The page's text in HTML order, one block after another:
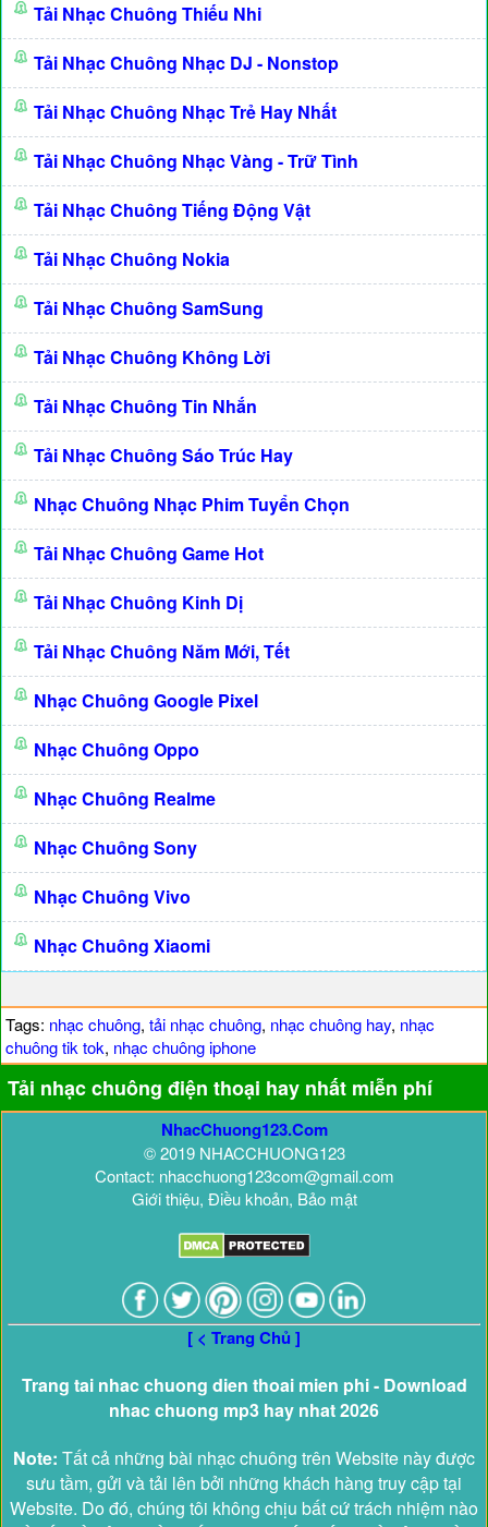
Tải Nhạc Chuông Thiếu Nhi
Tải Nhạc Chuông Nhạc DJ - Nonstop
Tải Nhạc Chuông Nhạc Trẻ Hay Nhất
Tải Nhạc Chuông Nhạc Vàng - Trữ Tình
Tải Nhạc Chuông Tiếng Động Vật
Tải Nhạc Chuông Nokia
Tải Nhạc Chuông SamSung
Tải Nhạc Chuông Không Lời
Tải Nhạc Chuông Tin Nhắn
Tải Nhạc Chuông Sáo Trúc Hay
Nhạc Chuông Nhạc Phim Tuyển Chọn
Tải Nhạc Chuông Game Hot
Tải Nhạc Chuông Kinh Dị
Tải Nhạc Chuông Năm Mới, Tết
Nhạc Chuông Google Pixel
Nhạc Chuông Oppo
Nhạc Chuông Realme
Nhạc Chuông Sony
Nhạc Chuông Vivo
Nhạc Chuông Xiaomi
Tags: nhạc chuông, tải nhạc chuông, nhạc chuông hay, nhạc
chuông tik tok, nhạc chuông iphone
Tải nhạc chuông điện thoại hay nhất miễn phí
NhacChuong123.Com
© 2019 NHACCHUONG123
Contact: nhacchuong123com@gmail.com
Giới thiệu, Điều khoản, Bảo mật
[ < Trang Chủ ]
Trang tai nhac chuong dien thoai mien phi - Download
nhac chuong mp3 hay nhat 2026
Note: Tất cả những bài nhạc chuông trên Website này được
sưu tầm, gửi và tải lên bởi những khách hàng truy cập tại
Website. Do đó, chúng tôi không chịu bất cứ trách nhiệm nào